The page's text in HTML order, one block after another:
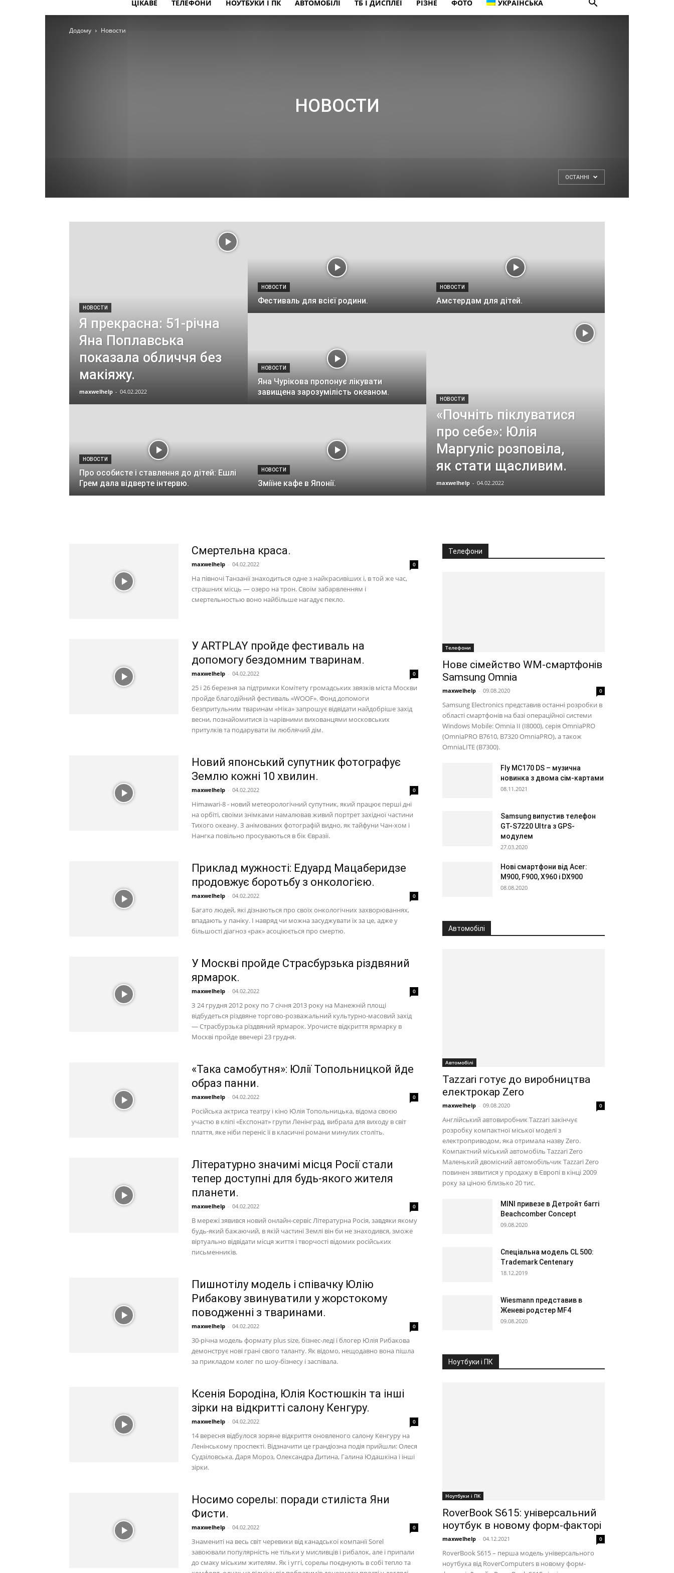
ЦІКАВЕ ТЕЛЕФОНИ НОУТБУКИ І ПК АВТОМОБІЛІ ТБ І ДИСПЛЕЇ РІЗНЕ ФОТО УКРАЇНСЬКА
Додому Новости
НОВОСТИ
ОСТАННІ
НОВОСТИ
Я прекрасна: 51-річна
Яна Поплавська
показала обличчя без
макіяжу.
maxwelhelp - 04.02.2022
НОВОСТИ
Про особисте і ставлення до дітей: Ешлі
Грем дала відверте інтервю.
НОВОСТИ
Фестиваль для всієї родини.
НОВОСТИ
Яна Чурікова пропонує лікувати
завищена зарозумілість океаном.
НОВОСТИ
Зміїне кафе в Японії.
НОВОСТИ
Амстердам для дітей.
НОВОСТИ
«Почніть піклуватися
про себе»: Юлія
Маргуліс розповіла,
як стати щасливим.
maxwelhelp - 04.02.2022
Смертельна краса.
maxwelhelp - 04.02.2022 0
На півночі Танзанії знаходиться одне з найкрасивіших і, в той же час,
страшних місць — озеро на трон. Своїм забарвленням і
смертельностью воно найбільше нагадує пекло.
У ARTPLAY пройде фестиваль на
допомогу бездомним тваринам.
maxwelhelp - 04.02.2022 0
25 і 26 березня за підтримки Комітету громадських звязків міста Москви
пройде благодійний фестиваль «WOOF». Фонд допомоги
безпритульним тваринам «Ніка» запрошує відвідати найдобріше захід
весни, познайомитися із чарівними вихованцями московських
притулків та подарувати їм люблячий дім.
Новий японський супутник фотографує
Землю кожні 10 хвилин.
maxwelhelp - 04.02.2022 0
Himawari-8 - новий метеорологічний супутник, який працює перші дні
на орбіті, своїми знімками намалював живий портрет західної частини
Тихого океану. З анімованих фотографій видно, як тайфуни Чан-хом і
Нангка повільно просуваються в бік Євразії.
Приклад мужності: Едуард Мацаберидзе
продовжує боротьбу з онкологією.
maxwelhelp - 04.02.2022 0
Багато людей, які дізнаються про своїх онкологічних захворюваннях,
впадають у паніку. І навряд чи можна засуджувати їх за це, адже у
більшості діагноз «рак» асоціюється про смертю.
У Москві пройде Страсбурзька різдвяний
ярмарок.
maxwelhelp - 04.02.2022 0
З 24 грудня 2012 року по 7 січня 2013 року на Манежній площі
відбудеться різдвяне торгово-розважальний культурно-масовий захід
— Страсбурзька різдвяний ярмарок. Урочисте відкриття ярмарку в
Москві пройде ввечері 23 грудня.
«Така самобутня»: Юлії Топольницкой йде
образ панни.
maxwelhelp - 04.02.2022 0
Російська актриса театру і кіно Юлія Топольницька, відома своєю
участю в кліпі «Експонат» групи Ленінград, вибрала для виходу в світ
плаття, яке ніби переніс її в класичні романи минулих століть.
Літературно значимі місця Росії стали
тепер доступні для будь-якого жителя
планети.
maxwelhelp - 04.02.2022 0
В мережі зявився новий онлайн-сервіс Літературна Росія, завдяки якому
будь-який бажаючий, в якій частині Землі він би не знаходився, зможе
віртуально відвідати місця життя і творчості відомих російських
письменників.
Пишнотілу модель і співачку Юлію
Рибакову звинуватили у жорстокому
поводженні з тваринами.
maxwelhelp - 04.02.2022 0
30-річна модель формату plus size, бізнес-леді і блогер Юлія Рибакова
демонструє нові грані свого таланту. Як відомо, нещодавно вона пішла
за прикладом колег по шоу-бізнесу і заспівала.
Ксенія Бородіна, Юлія Костюшкін та інші
зірки на відкритті салону Кенгуру.
maxwelhelp - 04.02.2022 0
14 вересня відбулося зоряне відкриття оновленого салону Кенгуру на
Ленінському проспекті. Відзначити це грандіозна подія прийшли: Олеся
Судзіловська, Даря Мороз, Олександра Дитина, Галина Юдашкіна і інші
зірки.
Носимо сорелы: поради стиліста Яни
Фисти.
maxwelhelp - 04.02.2022 0
Знамениті на весь світ черевики від канадської компанії Sorel
завоювали популярність не тільки у мисливців і рибалок, але і припали
до смаку міським жителям. Як і уггі, сорелы поєднують в собі тепло та
Телефони
Телефони
Нове сімейство WM-смартфонів
Samsung Omnia
maxwelhelp - 09.08.2020 0
Samsung Electronics представив останні розробки в
області смартфонів на базі операційної системи
Windows Mobile: Omnia II (I8000), серія OmniaPRO
(OmniaPRO B7610, B7320 OmniaPRO), а також
OmniaLITE (B7300).
Fly MC170 DS – музична
новинка з двома сім-картами
08.11.2021
Samsung випустив телефон
GT-S7220 Ultra з GPS-
модулем
27.03.2020
Нові смартфони від Acer:
M900, F900, X960 і DX900
08.08.2020
Автомобілі
Автомобілі
Tazzari готує до виробництва
електрокар Zero
maxwelhelp - 09.08.2020 0
Англійський автовиробник Tazzari закінчує
розробку компактної міської моделі з
електроприводом, яка отримала назву Zero.
Компактний міський автомобіль Tazzari Zero
Маленький двомісний автомобільчик Tazzari Zero
повинен зявитися у продажу в Європі в кінці 2009
року за ціною близько 20 тис.
MINI привезе в Детройт баггі
Beachcomber Concept
09.08.2020
Спеціальна модель CL 500:
Trademark Centenary
18.12.2019
Wiesmann представив в
Женеві родстер MF4
09.08.2020
Ноутбуки і ПК
Ноутбуки і ПК
RoverBook S615: універсальний
ноутбук в новому форм-факторі
maxwelhelp - 04.12.2021 0
RoverBook S615 – перша модель універсального
ноутбука від RoverComputers в новому форм-